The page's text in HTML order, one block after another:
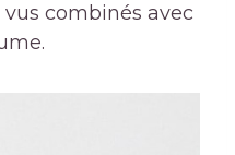
combinés avec